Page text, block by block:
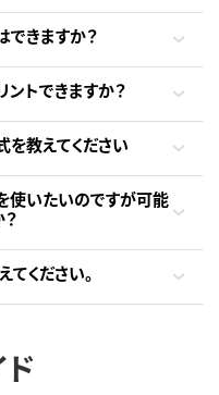
できますか？
トできますか？
教えてください
使いたいのですが可能
ください。